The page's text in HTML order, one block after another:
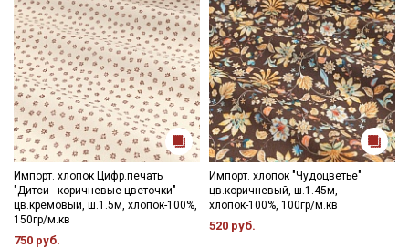
Импорт. хлопок Цифр.печать
"Дитси - коричневые цветочки"
цв.кремовый, ш.1.5м, хлопок-100%,
150гр/м.кв
750 руб.
Импорт. хлопок "Чудоцветье"
цв.коричневый, ш.1.45м,
хлопок-100%, 100гр/м.кв
520 руб.